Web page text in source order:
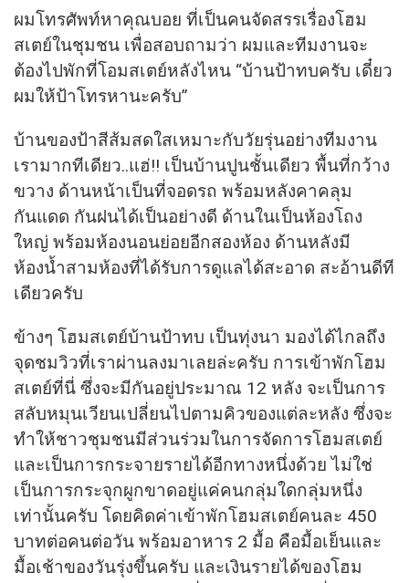
ผมโทรศัพท์หาคุณบอย ที่เป็นคนจัดสรรเรื่องโฮม
สเตย์ในชุมชน เพื่อสอบถามว่า ผมและทีมงานจะ
ต้องไปพักที่โอมสเตย์หลังไหน “บ้านป้าทบครับ เดี๋ยว
ผมให้ป้าโทรหานะครับ”
บ้านของป้าสีส้มสดใสเหมาะกับวัยรุ่นอย่างทีมงาน
เรามากทีเดียว..แฮ่!! เป็นบ้านปูนชั้นเดียว พื้นที่กว้าง
ขวาง ด้านหน้าเป็นที่จอดรถ พร้อมหลังคาคลุม
กันแดด กันฝนได้เป็นอย่างดี ด้านในเป็นห้องโถง
ใหญ่ พร้อมห้องนอนย่อยอีกสองห้อง ด้านหลังมี
ห้องน้ำสามห้องที่ได้รับการดูแลได้สะอาด สะอ้านดีที
เดียวครับ
ข้างๆ โฮมสเตย์บ้านป้าทบ เป็นทุ่งนา มองได้ไกลถึง
จุดชมวิวที่เราผ่านลงมาเลยล่ะครับ การเข้าพักโฮม
สเตย์ที่นี่ ซึ่งจะมีกันอยู่ประมาณ 12 หลัง จะเป็นการ
สลับหมุนเวียนเปลี่ยนไปตามคิวของแต่ละหลัง ซึ่งจะ
ทำให้ชาวชุมชนมีส่วนร่วมในการจัดการโฮมสเตย์
และเป็นการกระจายรายได้อีกทางหนึ่งด้วย ไม่ใช่
เป็นการกระจุกผูกขาดอยู่แค่คนกลุ่มใดกลุ่มหนึ่ง
เท่านั้นครับ โดยคิดค่าเข้าพักโฮมสเตย์คนละ 450
บาทต่อคนต่อวัน พร้อมอาหาร 2 มื้อ คือมื้อเย็นและ
มื้อเช้าของวันรุ่งขึ้นครับ และเงินรายได้ของโฮม